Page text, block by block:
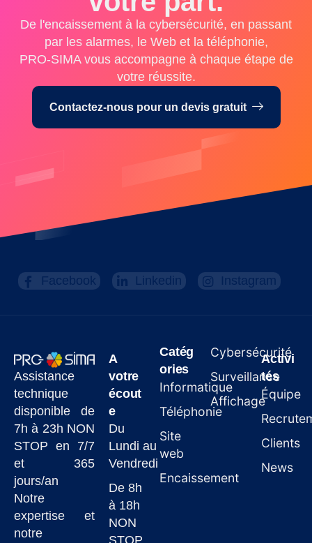
De l'encaissement à la cybersécurité, en passant
par les alarmes, le Web et la téléphonie,
PRO-SIMA vous accompagne à chaque étape de
votre réussite.
Contactez-nous pour un devis gratuit
Facebook Linkedin Instagram
Assistance
technique
disponible de
7h à 23h NON
STOP en 7/7
et 365
jours/an
Notre
expertise et
notre
A
votre
écout
e
Du
Lundi au
Vendredi
De 8h
à 18h
NON
STOP
Catég
ories
Informatique
Téléphonie
Site
web
Encaissement
Cybersécurité
Surveillance
Affichage
Activi
tés
Équipe
Clients
News